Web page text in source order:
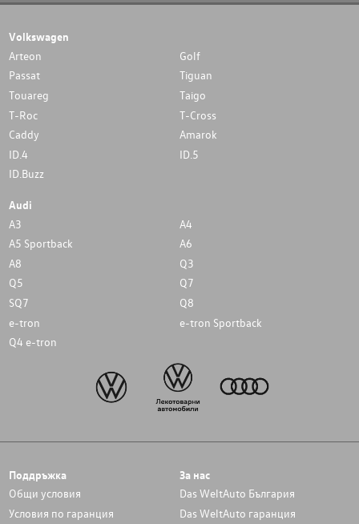
Volkswagen
Arteon
Golf
Passat
Tiguan
Touareg
Taigo
T-Roc
T-Cross
Caddy
Amarok
ID.4
ID.5
ID.Buzz
Audi
A3
A4
A5 Sportback
A6
A8
Q3
Q5
Q7
SQ7
Q8
e-tron
e-tron Sportback
Q4 e-tron
Поддръжка
Общи условия
Условия по гаранция
За нас
Das WeltAuto България
Das WeltAuto гаранция